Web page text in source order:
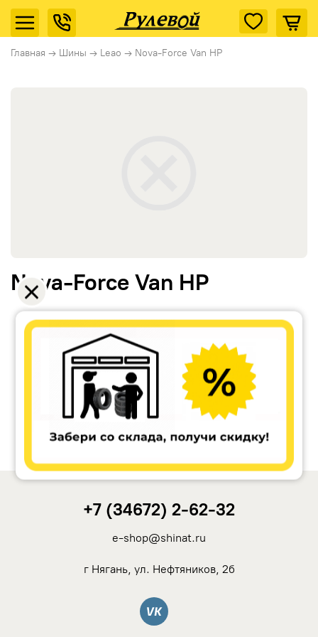
Главная → Шины → Leao → Nova-Force Van HP
Ikon Tyres (Nokian Tyres)
Rotalla
Nova-Force Van HP
+7 (34672) 2-62-32
e-shop@shinat.ru
г Нягань, ул. Нефтяников, 2б
Вконтакте